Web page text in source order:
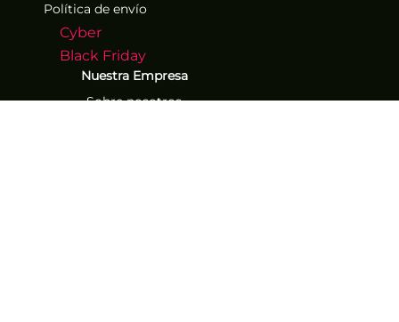
Política de envío
Cyber
Black Friday
Nuestra Empresa
Sobre nosotros